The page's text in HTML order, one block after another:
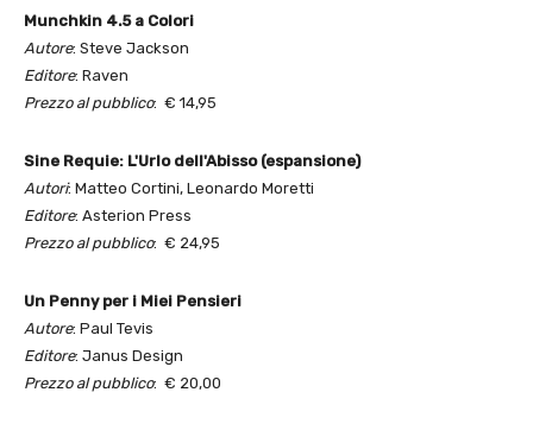
Munchkin 4.5 a Colori
Autore: Steve Jackson
Editore: Raven
Prezzo al pubblico: € 14,95
Sine Requie: L'Urlo dell'Abisso (espansione)
Autori: Matteo Cortini, Leonardo Moretti
Editore: Asterion Press
Prezzo al pubblico: € 24,95
Un Penny per i Miei Pensieri
Autore: Paul Tevis
Editore: Janus Design
Prezzo al pubblico: € 20,00